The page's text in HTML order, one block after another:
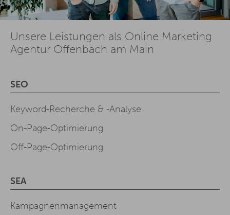
Unsere Leistungen als Online Marketing
Agentur Offenbach am Main
SEO
Keyword-Recherche & -Analyse
On-Page-Optimierung
Off-Page-Optimierung
SEA
Kampagnenmanagement